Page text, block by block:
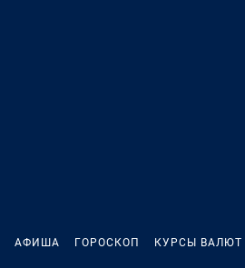
АФИША ГОРОСКОП КУРСЫ ВАЛЮТ